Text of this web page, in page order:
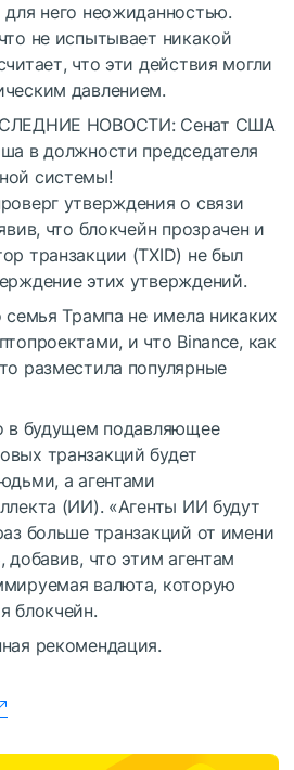
него неожиданностью.
не испытывает никакой
что эти действия могли
давлением.
НОВОСТИ: Сенат США
в должности председателя
системы!
утверждения о связи
что блокчейн прозрачен и
транзакции (TXID) не был
этих утверждений.
семья Трампа не имела никаких
и что Binance, как
разместила популярные
в будущем подавляющее
транзакций будет
а агентами
(ИИ). «Агенты ИИ будут
больше транзакций от имени
что этим агентам
валюта, которую
блокчейн.
рекомендация.